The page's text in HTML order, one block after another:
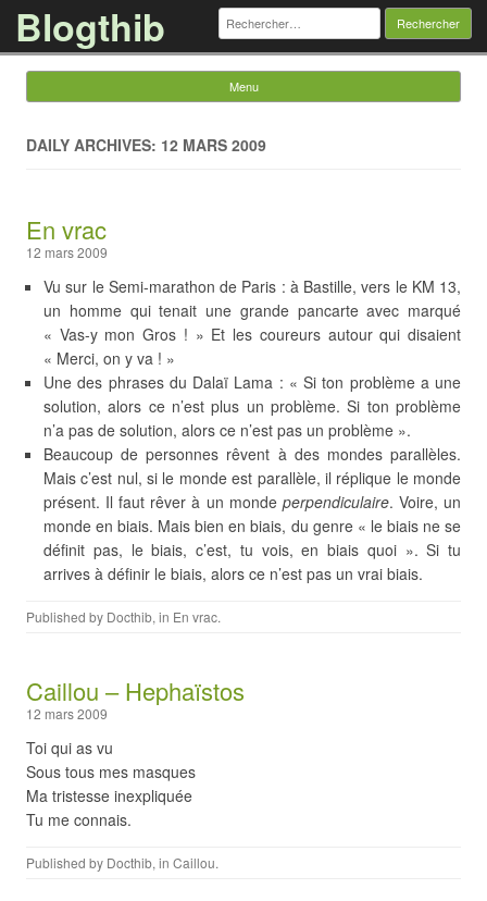
Blogthib Rechercher :
Menu
DAILY ARCHIVES: 12 MARS 2009
En vrac
12 mars 2009
Vu sur le Semi-marathon de Paris : à Bastille, vers le KM 13,
un homme qui tenait une grande pancarte avec marqué
« Vas-y mon Gros ! » Et les coureurs autour qui disaient
« Merci, on y va ! »
Une des phrases du Dalaï Lama : « Si ton problème a une
solution, alors ce n’est plus un problème. Si ton problème
n’a pas de solution, alors ce n’est pas un problème ».
Beaucoup de personnes rêvent à des mondes parallèles.
Mais c’est nul, si le monde est parallèle, il réplique le monde
présent. Il faut rêver à un monde perpendiculaire. Voire, un
monde en biais. Mais bien en biais, du genre « le biais ne se
définit pas, le biais, c’est, tu vois, en biais quoi ». Si tu
arrives à définir le biais, alors ce n’est pas un vrai biais.
Published by Docthib, in En vrac.
Caillou – Hephaïstos
12 mars 2009
Toi qui as vu
Sous tous mes masques
Ma tristesse inexpliquée
Tu me connais.
Published by Docthib, in Caillou.